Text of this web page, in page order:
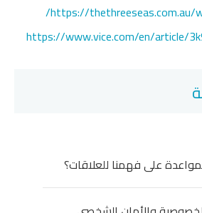
https://thethreeseas.com.au/
https://www.vice.com/en/article/
على فهمنا للعلاقات؟